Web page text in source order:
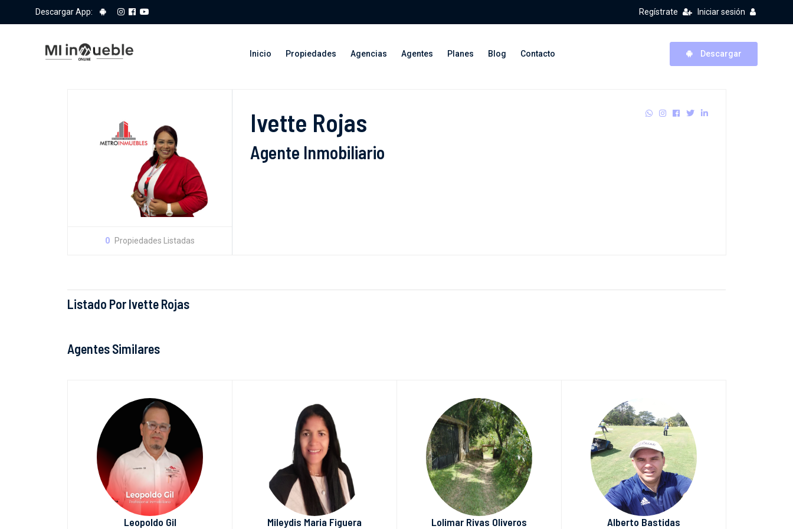
Descargar App: Regístrate Iniciar sesión
Inicio Propiedades Agencias Agentes Planes Blog Contacto Descargar
0 Propiedades Listadas
Ivette Rojas
Agente Inmobiliario
Listado Por Ivette Rojas
Agentes Similares
Leopoldo Gil Mileydis Maria Figuera Lolimar Rivas Oliveros Alberto Bastidas